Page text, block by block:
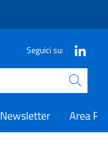
Seguici su:
Newsletter Area